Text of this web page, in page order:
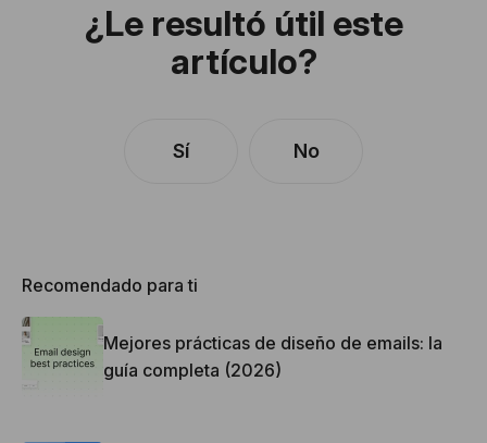
¿Le resultó útil este
artículo?
Sí No
Recomendado para ti
Mejores prácticas de diseño de emails: la
guía completa (2026)